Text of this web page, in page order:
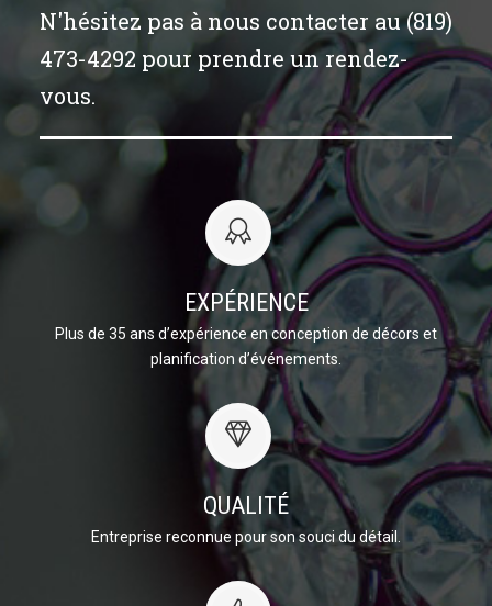
N'hésitez pas à nous contacter au (819)
473-4292 pour prendre un rendez-
vous.
EXPÉRIENCE
Plus de 35 ans d’expérience en conception de décors et
planification d’événements.
QUALITÉ
Entreprise reconnue pour son souci du détail.